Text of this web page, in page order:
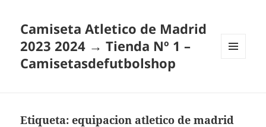
Camiseta Atletico de Madrid
2023 2024 → Tienda Nº 1 –
Camisetasdefutbolshop
Etiqueta:equipacion atletico de madrid